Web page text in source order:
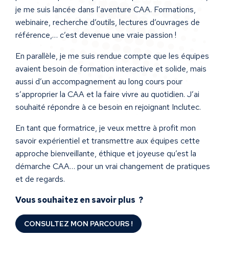
je me suis lancée dans l’aventure CAA. Formations,
webinaire, recherche d’outils, lectures d’ouvrages de
référence,… c’est devenue une vraie passion !
En parallèle, je me suis rendue compte que les équipes
avaient besoin de formation interactive et solide, mais
aussi d’un accompagnement au long cours pour
s’approprier la CAA et la faire vivre au quotidien. J’ai
souhaité répondre à ce besoin en rejoignant Inclutec.
En tant que formatrice, je veux mettre à profit mon
savoir expérientiel et transmettre aux équipes cette
approche bienveillante, éthique et joyeuse qu’est la
démarche CAA… pour un vrai changement de pratiques
et de regards.
Vous souhaitez en savoir plus ?
CONSULTEZ MON PARCOURS !